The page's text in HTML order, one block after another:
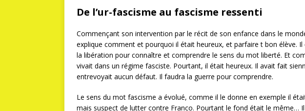
De l’ur-fascisme au fascisme ressenti
Commençant son intervention par le récit de son enfance dans le
explique comment et pourquoi il était heureux, et parfaire t bon élève. Il
la libération pour connaître et comprendre le sens du mot liberté. Et
vivait dans un régime fasciste. Pourtant, il était heureux. Il avait fait
entrevoyait aucun défaut. Il faudra la guerre pour comprendre.
Le sens du mot fascisme a évolué, comme il le donne en exemple il
mais suspect de lutter contre Franco. Pourtant le fond était le même…